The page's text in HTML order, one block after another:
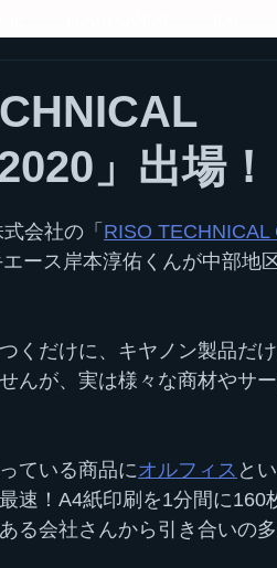
」出場！
会社の「 RISO
ース岸本淳佑くんが中部地
くだけに、キヤノン製品だ
んが、実は様々な商材やサ
ている商品にオルフィス と
速！A4紙印刷を1分間に160
る会社さんから引き合いの